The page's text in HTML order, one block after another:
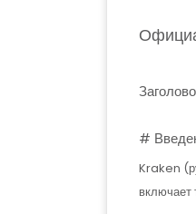
#
Kraken
включает